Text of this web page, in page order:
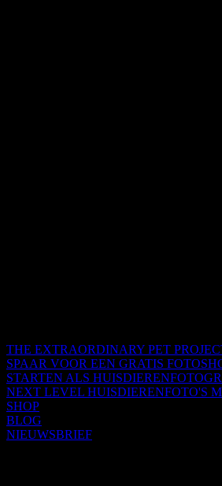
THE EXTRAORDINARY PET
SPAAR VOOR EEN GRATIS
STARTEN ALS
NEXT LEVEL HUISDIERENFOTO'S
SHOP
BLOG
NIEUWSBRIEF